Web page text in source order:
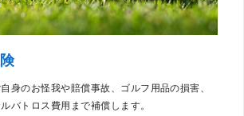
身のお怪我や賠償事故、ゴルフ用品の損害、
バトロス費用まで補償します。